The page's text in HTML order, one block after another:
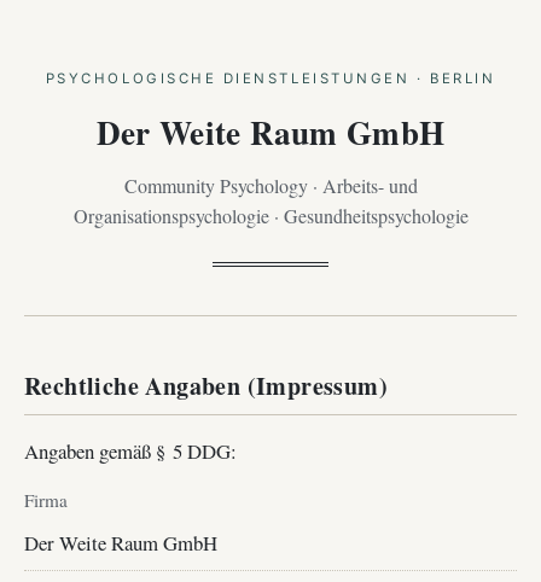
PSYCHOLOGISCHE DIENSTLEISTUNGEN · BERLIN
Der Weite Raum GmbH
Community Psychology · Arbeits- und
Organisationspsychologie · Gesundheitspsychologie
Rechtliche Angaben (Impressum)
Angaben gemäß § 5 DDG:
Firma
Der Weite Raum GmbH